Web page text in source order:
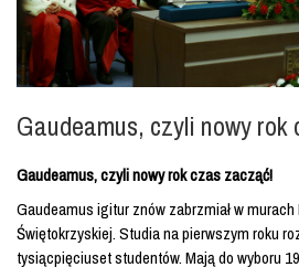
Gaudeamus, czyli nowy rok
Gaudeamus, czyli nowy rok czas zacząć!
Gaudeamus igitur znów zabrzmiał w
Świętokrzyskiej.Studia na pierwszym roku
tysiącpięciuset studentów. Mają do wyboru